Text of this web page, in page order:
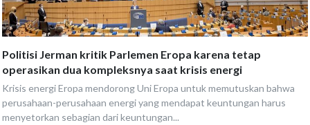
Politisi Jerman kritik Parlemen Eropa karena tetap
operasikan dua kompleksnya saat krisis energi
Krisis energi Eropa mendorong Uni Eropa untuk memutuskan bahwa
perusahaan-perusahaan energi yang mendapat keuntungan harus
menyetorkan sebagian dari keuntungan...